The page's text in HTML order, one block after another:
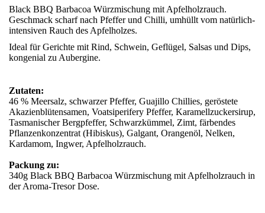
Black BBQ Barbacoa Würzmischung mit Apfelholzrauch.
Geschmack scharf nach Pfeffer und Chilli, umhüllt vom natürlich-
intensiven Rauch des Apfelholzes.
Ideal für Gerichte mit Rind, Schwein, Geflügel, Salsas und Dips,
kongenial zu Aubergine.
Zutaten:
46 % Meersalz, schwarzer Pfeffer, Guajillo Chillies, geröstete
Akazienblütensamen, Voatsiperifery Pfeffer, Karamellzuckersirup,
Tasmanischer Bergpfeffer, Schwarzkümmel, Zimt, färbendes
Pflanzenkonzentrat (Hibiskus), Galgant, Orangenöl, Nelken,
Kardamom, Ingwer, Apfelholzrauch.
Packung zu:
340g Black BBQ Barbacoa Würzmischung mit Apfelholzrauch in
der Aroma-Tresor Dose.